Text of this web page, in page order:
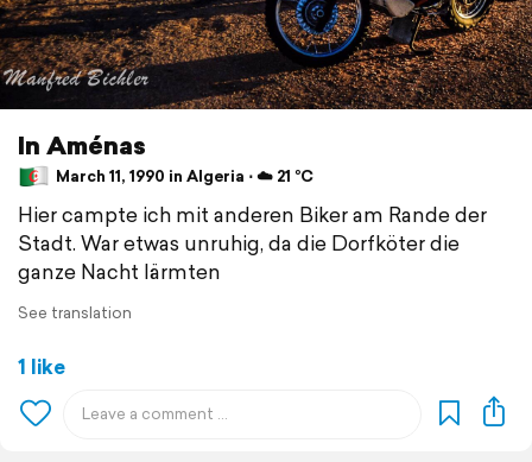
In Aménas
March 11, 1990 in Algeria ⋅ ☁️ 21 °C
Hier campte ich mit anderen Biker am Rande der
Stadt. War etwas unruhig, da die Dorfköter die
ganze Nacht lärmten
See translation
1 like